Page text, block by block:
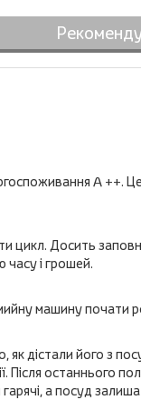
A ++.
цикл. Досить
і грошей.
машину почати
дістали його з
останнього
а посуд